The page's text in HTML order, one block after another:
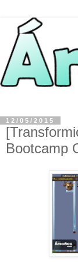
12/05/2015
Bootcamp